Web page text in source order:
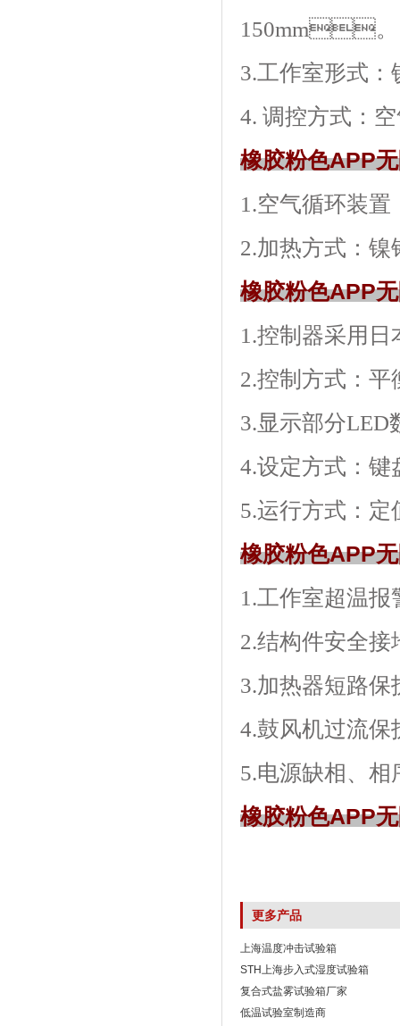
150mm。
3.工作室形式
4. 调控方式：
橡胶粉色APP
1.空气循环装置
2.加热方式：
橡胶粉色APP
1.控制器采用
2.控制方式：
3.显示部分LED
4.设定方式：
5.运行方式：
橡胶粉色APP
1.工作室超温报
2.结构件安全接
3.加热器短路保
4.鼓风机过流保
5.电源缺相、
橡胶粉色APP
更多产品
上海温度冲击试验箱
STH上海步入式湿度试验箱
复合式盐雾试验箱厂家
低温试验室制造商